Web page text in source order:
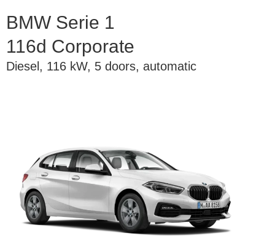
BMW Serie 1
116d Corporate
Diesel, 116 kW, 5 doors, automatic